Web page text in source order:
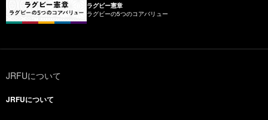
ラグビー憲章
ラグビーの5つのコアバリュー
JRFUについて
JRFUについて